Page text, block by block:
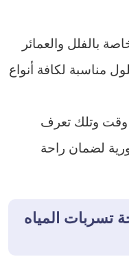
بالفلل والعمائر
مناسبة لكافة أنواع
وقت وتلك تعرف
لضمان راحة
تسربات المياه